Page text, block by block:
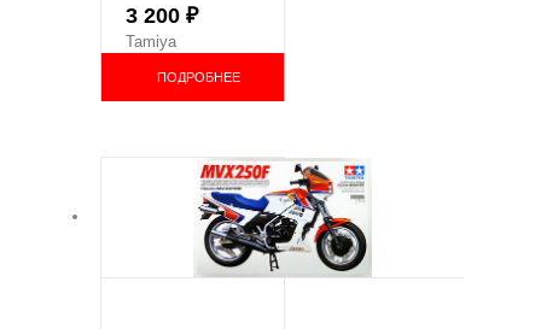
3 200 ₽
Tamiya
ПОДРОБНЕЕ